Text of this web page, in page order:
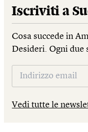
Iscriviti a
Cosa succede in
Desideri. Ogni due
Vedi tutte le